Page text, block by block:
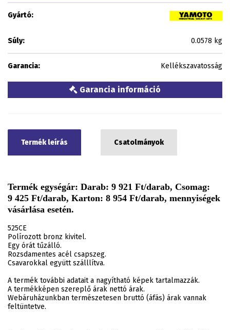
Gyártó:
Súly: 0.0578 kg
Garancia: Kellékszavatosság
Garancia információ
Termék leírás Csatolmányok
Termék egységár: Darab: 9 921 Ft/darab, Csomag:
9 425 Ft/darab, Karton: 8 954 Ft/darab, mennyiségek
vásárlása esetén.
525CE
Polírozott bronz kivitel.
Egy órát tűzálló.
Rozsdamentes acél csapszeg.
Csavarokkal együtt szálllítva.
A termék további adatait a nagyítható képek tartalmazzák.
A termékképen szereplő árak nettó árak.
Webáruházunkban természetesen bruttó (áfás) árak vannak
feltüntetve.